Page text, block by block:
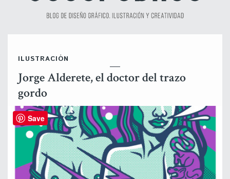
ILUSTRACIÓN
Jorge Alderete, el doctor del trazo
gordo
Save